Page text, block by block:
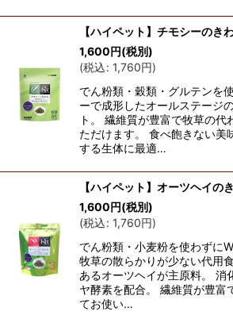
【ハイペット】チモシーのき
1,600円(税別)
(税込: 1,760円)
でん粉類・穀類・グルテンを
ーで成形したオールステージ
ト。 繊維質が豊富で牧草の代
ただけます。 食べ飽きない美
する生体に最適…
【ハイペット】オーツヘイの
1,600円(税別)
(税込: 1,760円)
でん粉類・小麦粉を使わずに
牧草の散らかりが少ない代用
あるオーツヘイが主原料。 消
ヤ酵素を配合。 繊維質が豊富
てお使い…